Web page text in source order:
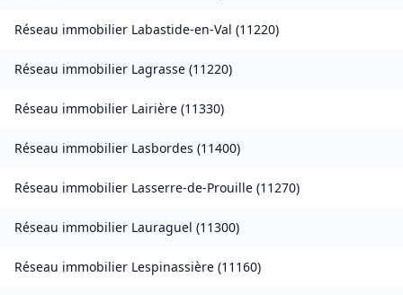
Réseau immobilier Labastide-en-Val (11220)
Réseau immobilier Lagrasse (11220)
Réseau immobilier Lairière (11330)
Réseau immobilier Lasbordes (11400)
Réseau immobilier Lasserre-de-Prouille (11270)
Réseau immobilier Lauraguel (11300)
Réseau immobilier Lespinassière (11160)